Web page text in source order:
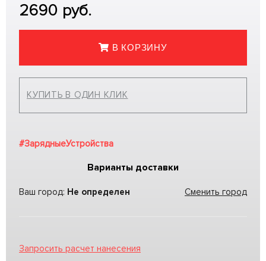
2690 руб.
В КОРЗИНУ
КУПИТЬ В ОДИН КЛИК
#ЗарядныеУстройства
Варианты доставки
Ваш город: Не определен Сменить город
Запросить расчет нанесения